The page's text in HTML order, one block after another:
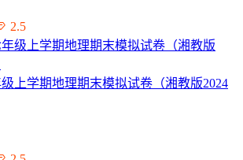
2.5
级上学期地理期末模拟试卷（湘教版2024